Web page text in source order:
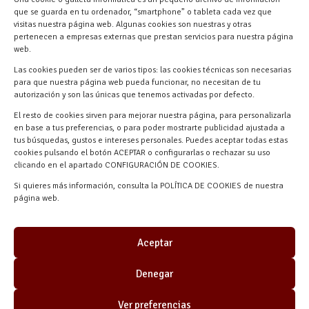
que se guarda en tu ordenador, “smartphone” o tableta cada vez que
visitas nuestra página web. Algunas cookies son nuestras y otras
pertenecen a empresas externas que prestan servicios para nuestra página
web.
Las cookies pueden ser de varios tipos: las cookies técnicas son necesarias
para que nuestra página web pueda funcionar, no necesitan de tu
autorización y son las únicas que tenemos activadas por defecto.
El resto de cookies sirven para mejorar nuestra página, para personalizarla
en base a tus preferencias, o para poder mostrarte publicidad ajustada a
tus búsquedas, gustos e intereses personales. Puedes aceptar todas estas
cookies pulsando el botón ACEPTAR o configurarlas o rechazar su uso
clicando en el apartado CONFIGURACIÓN DE COOKIES.
Si quieres más información, consulta la POLÍTICA DE COOKIES de nuestra
página web.
Aceptar
Denegar
Ver preferencias
618 59 79 72 (Solo WhatsApp)
Materiales Manuel Martín Ctra.
Turégano-Navas de Oro, 47, 40280
Navalmanzano, Segovia, ESPAÑA
Materiales Manuel Martín © 2026 |
Desarrollado por